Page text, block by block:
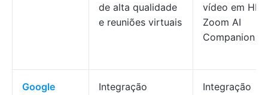
de alta qualidade
e reuniões virtuais
vídeo em HD,
Zoom AI
Companion
Google
Integração
Integração